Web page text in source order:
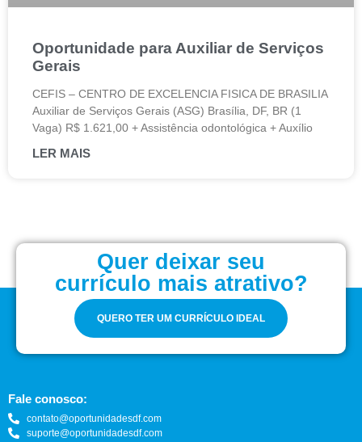
Oportunidade para Auxiliar de Serviços
Gerais
CEFIS – CENTRO DE EXCELENCIA FISICA DE BRASILIA
Auxiliar de Serviços Gerais (ASG) Brasília, DF, BR (1
Vaga) R$ 1.621,00 + Assistência odontológica + Auxílio
LER MAIS
Quer deixar seu
currículo mais atrativo?
QUERO TER UM CURRÍCULO IDEAL
Fale conosco:
contato@oportunidadesdf.com
suporte@oportunidadesdf.com